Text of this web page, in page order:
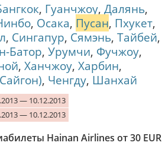
, Гуанчжоу, Далянь,
, Осака, Пусан, Пхукет,
, Сингапур, Сямэнь, Тайбей,
Батор, Урумчи, Фучжоу,
, Ханчжоу, Харбин,
, Ченгду, Шанхай
— 10.12.2013
— 10.12.2013
Hainan Airlines от 30 EUR